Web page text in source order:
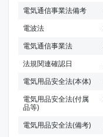
電気通信事業法備考
電波法
電気通信事業法
法規関連確認日
電気用品安全法(本体)
電気用品安全法(付属
品等)
電気用品安全法(備考)